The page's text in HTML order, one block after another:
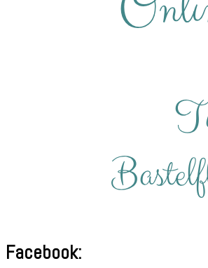
Facebook: